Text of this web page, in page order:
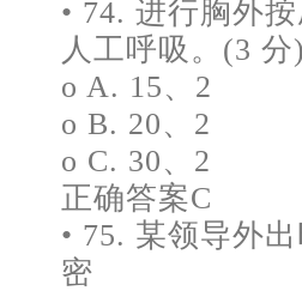
• 74. 进行胸外
人工呼吸。(3 分
o A. 15、2
o B. 20、2
o C. 30、2
正确答案C
• 75. 某领导外
密